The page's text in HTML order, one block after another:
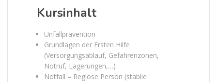
Kursinhalt
Unfallprävention
Grundlagen der Ersten Hilfe
(Versorgungsablauf, Gefahrenzonen,
Notruf, Lagerungen,…)
Notfall – Reglose Person (stabile